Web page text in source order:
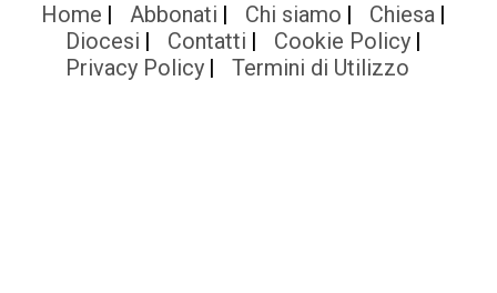
Home Abbonati Chi siamo
Chiesa
Diocesi
Contatti
Cookie Policy
Privacy Policy
Termini di Utilizzo